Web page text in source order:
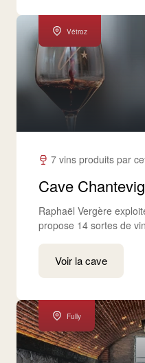
Vétroz
7 vins produits par
Cave
Raphaël Vergère
propose 14 sortes de
Voir la cave
Fully